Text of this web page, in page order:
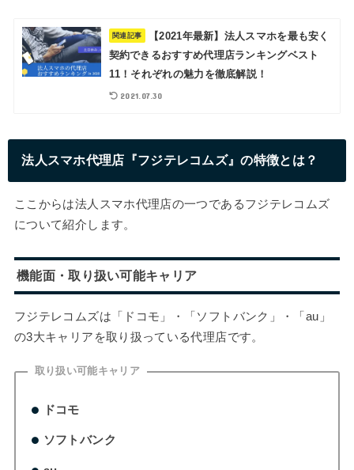
関連記事
【2021年最新】法人スマホを最も安く
契約できるおすすめ代理店ランキングベスト
11！それぞれの魅力を徹底解説！
2021.07.30
法人スマホ代理店『フジテレコムズ』の特徴とは？
ここからは法人スマホ代理店の一つであるフジテレコムズ
について紹介します。
機能面・取り扱い可能キャリア
フジテレコムズは「ドコモ」・「ソフトバンク」・「au」
の3大キャリアを取り扱っている代理店です。
取り扱い可能キャリア
ドコモ
ソフトバンク